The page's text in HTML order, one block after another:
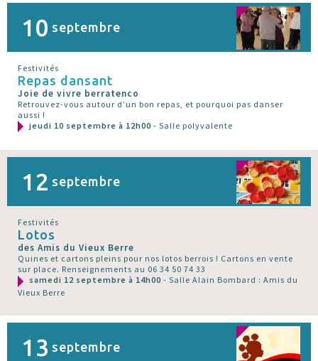
10 septembre
Festivités
Repas dansant
Joie de vivre berratenco
Retrouvez-vous autour d’un bon repas, et pourquoi pas danser
aussi !
jeudi 10 septembre à 12h00 - Salle polyvalente
12 septembre
Festivités
Lotos
des Amis du Vieux Berre
Quines et cartons pleins pour nos lotos berrois ! Cartons en vente
sur place. Renseignements au 06 34 50 74 33
samedi 12 septembre à 14h00 - Salle Alain Bombard : Amis du
Vieux Berre
13 septembre